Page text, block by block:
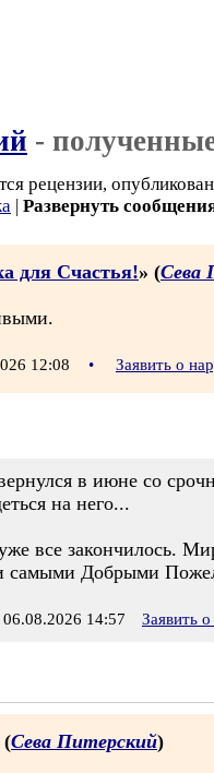
-
рецензии,
| Развернуть
для Счастья!» (Сева
12:08 • Заявить о
в июне со
на него...
все закончилось.
самыми Добрыми
06.08.2026 14:57 Заявить
(Сева Питерский)